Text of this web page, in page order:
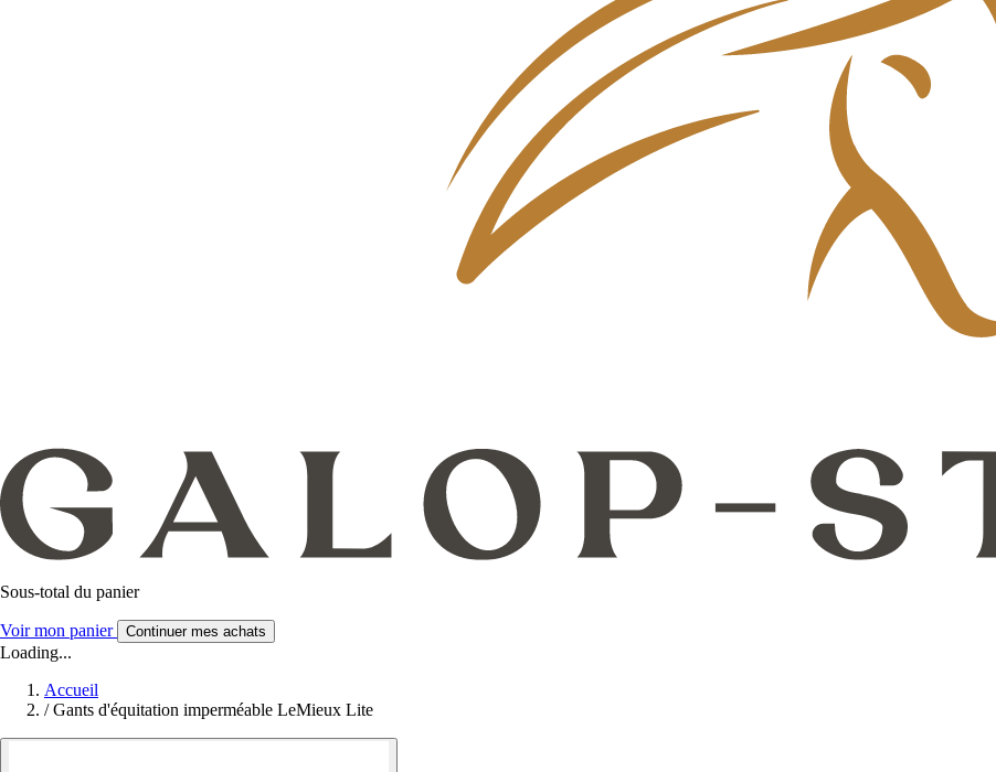
Sous-total du panier
Voir mon panier Continuer mes achats
Loading...
Accueil
/ Gants d'équitation imperméable LeMieux Lite